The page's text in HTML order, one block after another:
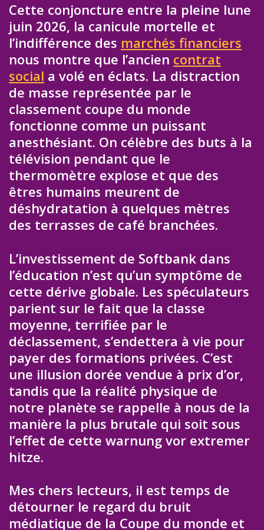
Cette conjoncture entre la pleine lune
juin 2026, la canicule mortelle et
l’indifférence des marchés financiers
nous montre que l’ancien contrat
social a volé en éclats. La distraction
de masse représentée par le
classement coupe du monde
fonctionne comme un puissant
anesthésiant. On célèbre des buts à la
télévision pendant que le
thermomètre explose et que des
êtres humains meurent de
déshydratation à quelques mètres
des terrasses de café branchées.
L’investissement de Softbank dans
l’éducation n’est qu’un symptôme de
cette dérive globale. Les spéculateurs
parient sur le fait que la classe
moyenne, terrifiée par le
déclassement, s’endettera à vie pour
payer des formations privées. C’est
une illusion dorée vendue à prix d’or,
tandis que la réalité physique de
notre planète se rappelle à nous de la
manière la plus brutale qui soit sous
l’effet de cette warnung vor extremer
hitze.
Mes chers lecteurs, il est temps de
détourner le regard du bruit
médiatique de la Coupe du monde et